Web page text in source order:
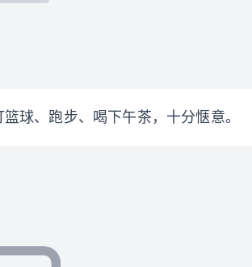
球、跑步、喝下午茶，十分惬意。